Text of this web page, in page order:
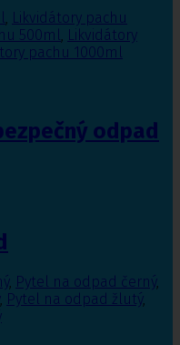
, Likvidátory pachu
500ml, Likvidátory
pachu 1000ml
odpad
, Pytel na odpad černý,
, Pytel na odpad žlutý,